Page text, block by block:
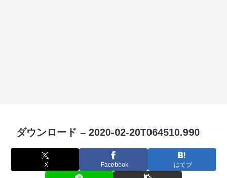
ダウンロード – 2020-02-20T064510.990
X Facebook はてブ